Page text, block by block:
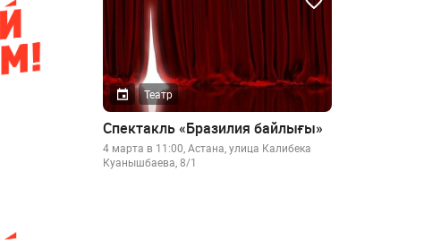
Театр
Спектакль «Бразилия байлығы»
4 марта в 11:00, Астана, улица Калибека
Куанышбаева, 8/1